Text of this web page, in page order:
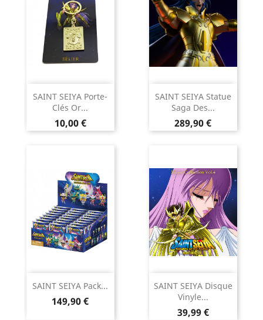
SAINT SEIYA Porte-
Clés Or...
Prix
10,00 €
SAINT SEIYA Statue
Saga Des...
Prix
289,90 €
SAINT SEIYA Pack...
Prix
149,90 €
SAINT SEIYA Disque
Vinyle...
Prix
39,99 €